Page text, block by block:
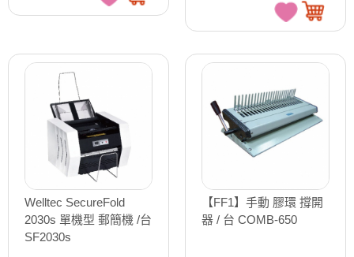
Welltec SecureFold
2030s 單機型 郵簡機 /台
SF2030s
【FF1】手動 膠環 撐開
器 / 台 COMB-650